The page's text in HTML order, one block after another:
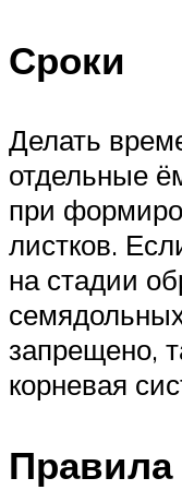
Сроки
Делать
отдельные
при
листков.
на стадии
запрещено,
корневая
Правила